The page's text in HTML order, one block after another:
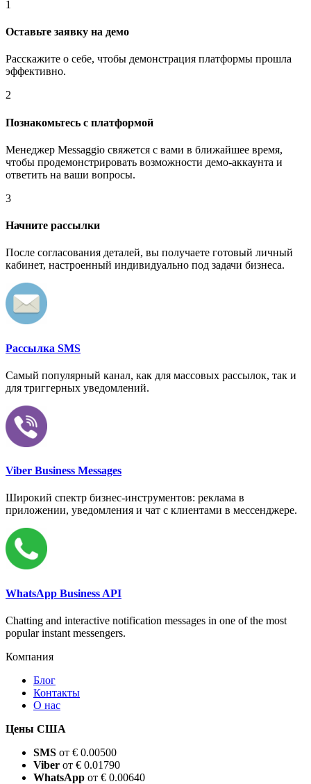
1
Оставьте заявку на демо
Расскажите о себе, чтобы демонстрация платформы прошла
эффективно.
2
Познакомьтесь с платформой
Менеджер Messaggio свяжется с вами в ближайшее время,
чтобы продемонстрировать возможности демо-аккаунта и
ответить на ваши вопросы.
3
Начните рассылки
После согласования деталей, вы получаете готовый личный
кабинет, настроенный индивидуально под задачи бизнеса.
Рассылка SMS
Самый популярный канал, как для массовых рассылок, так и
для триггерных уведомлений.
Viber Business Messages
Широкий спектр бизнес-инструментов: реклама в
приложении, уведомления и чат с клиентами в мессенджере.
WhatsApp Business API
Chatting and interactive notification messages in one of the most
popular instant messengers.
Компания
Блог
Контакты
О нас
Цены США
SMS от € 0.00500
Viber от € 0.01790
WhatsApp от € 0.00640